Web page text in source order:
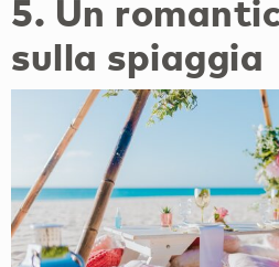
5. Un
sulla spiaggia